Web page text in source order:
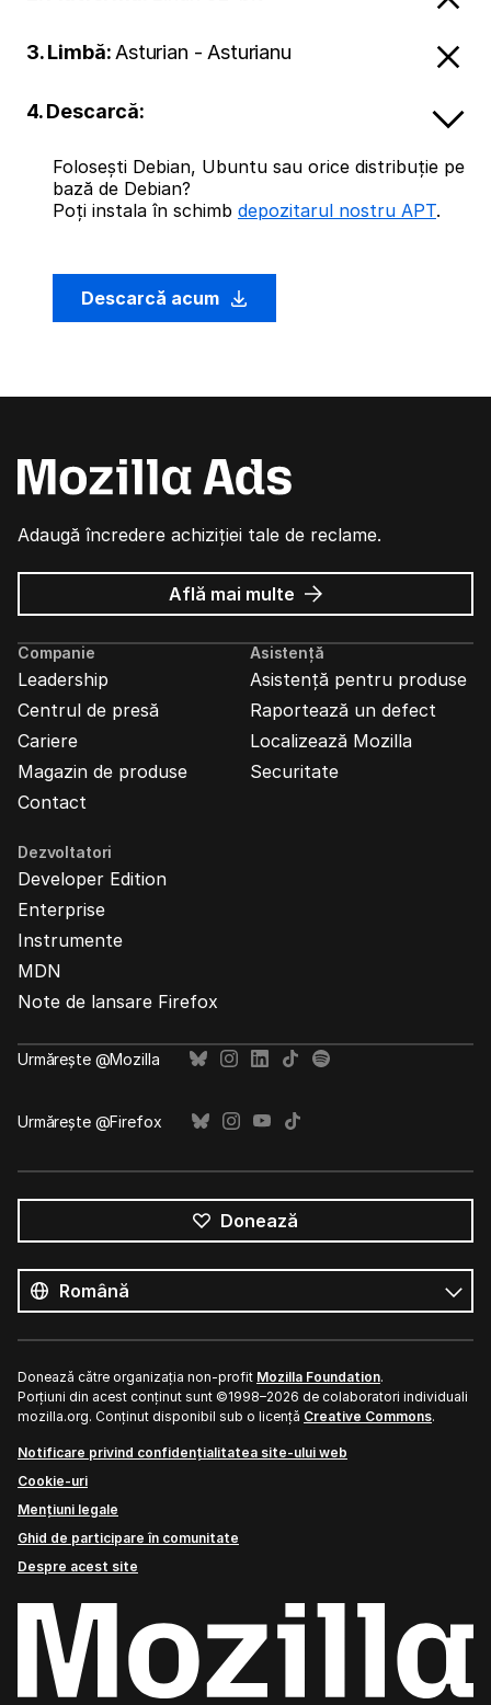
3. Limbă: Asturian - Asturianu
4. Descarcă:
Folosești Debian, Ubuntu sau orice distribuție pe
bază de Debian?
Poți instala în schimb depozitarul nostru APT.
Descarcă acum
Adaugă încredere achiziției tale de reclame.
Află mai multe despre
Reclame
Mozilla
Companie
Leadership
Centrul de presă
Cariere
Magazin de produse
Contact
Asistență
Asistență pentru produse
Raportează un defect
Localizează Mozilla
Securitate
Dezvoltatori
Developer Edition
Enterprise
Instrumente
MDN
Note de lansare Firefox
Urmărește @Mozilla
Urmărește @Firefox
Donează
limbile
Limbă
Donează către organizația non-profit Mozilla Foundation.
Porțiuni din acest conținut sunt ©1998–2026 de colaboratori individuali
mozilla.org. Conținut disponibil sub o licență Creative Commons.
Notificare privind confidențialitatea site-ului web
Cookie-uri
Mențiuni legale
Ghid de participare în comunitate
Despre acest site